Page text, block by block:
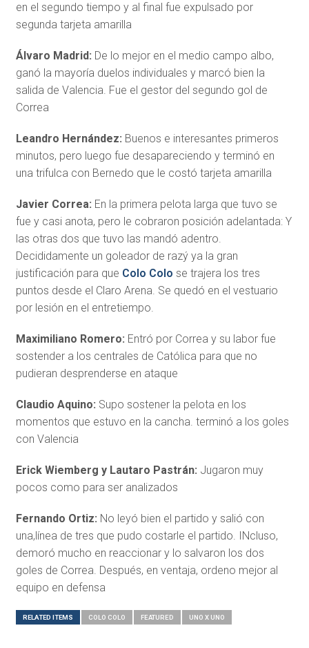
en el segundo tiempo y al final fue expulsado por
segunda tarjeta amarilla
Álvaro Madrid: De lo mejor en el medio campo albo,
ganó la mayoría duelos individuales y marcó bien la
salida de Valencia. Fue el gestor del segundo gol de
Correa
Leandro Hernández: Buenos e interesantes primeros
minutos, pero luego fue desapareciendo y terminó en
una trifulca con Bernedo que le costó tarjeta amarilla
Javier Correa: En la primera pelota larga que tuvo se
fue y casi anota, pero le cobraron posición adelantada: Y
las otras dos que tuvo las mandó adentro.
Decididamente un goleador de razý ya la gran
justificación para que Colo Colo se trajera los tres
puntos desde el Claro Arena. Se quedó en el vestuario
por lesión en el entretiempo.
Maximiliano Romero: Entró por Correa y su labor fue
sostender a los centrales de Católica para que no
pudieran desprenderse en ataque
Claudio Aquino: Supo sostener la pelota en los
momentos que estuvo en la cancha. terminó a los goles
con Valencia
Erick Wiemberg y Lautaro Pastrán: Jugaron muy
pocos como para ser analizados
Fernando Ortiz: No leyó bien el partido y salió con
una,línea de tres que pudo costarle el partido. INcluso,
demoró mucho en reaccionar y lo salvaron los dos
goles de Correa. Después, en ventaja, ordeno mejor al
equipo en defensa
RELATED ITEMS COLO COLO FEATURED UNO X UNO